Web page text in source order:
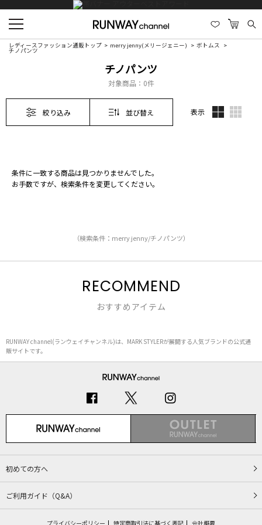
レディースファッション通販トップ merry jenny(メリージェニー) ボトムス
チノパンツ
チノパンツ
対象商品： 0件
絞り込み 並び替え 表示
条件に一致する商品は見つかりませんでした。
お手数ですが、検索条件を変更してください。
（検索条件：merry jenny/チノパンツ）
RECOMMEND
おすすめアイテム
RUNWAY channel(ランウェイチャンネル)は、MARK STYLERが展開する人気ブランドの公式通
販サイトです。
初めての方へ
ご利用ガイド（Q&A）
プライバシーポリシー 特定商取引法に基づく表記 会社概要